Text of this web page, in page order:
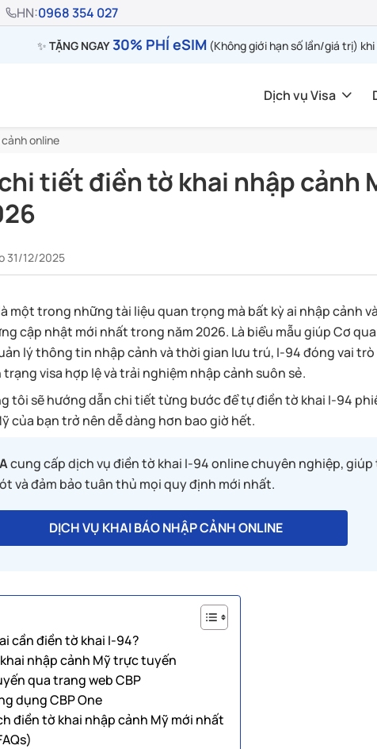
HN:0968 354 027
✨ TẶNG NGAY30% PHÍ eSIM (Không giới hạn số lần/giá trị)
Dịch vụ Visa
online
tiết điền tờ khai nhập cảnh
31/12/2025
một trong những tài liệu quan trọng mà bất kỳ ai nhập cảnh
cập nhật mới nhất trong năm 2026. Là biểu mẫu giúp Cơ
lý thông tin nhập cảnh và thời gian lưu trú, I-94 đóng vai
visa hợp lệ và trải nghiệm nhập cảnh suôn sẻ.
tôi sẽ hướng dẫn chi tiết từng bước để tự điền tờ khai I-94
của bạn trở nên dễ dàng hơn bao giờ hết.
cung cấp dịch vụ điền tờ khai I-94 online chuyên nghiệp,
và đảm bảo tuân thủ mọi quy định mới nhất.
DỊCH VỤ KHAI BÁO NHẬP CẢNH ONLINE
cần điền tờ khai I-94?
nhập cảnh Mỹ trực tuyến
qua trang web CBP
dụng CBP One
điền tờ khai nhập cảnh Mỹ mới nhất